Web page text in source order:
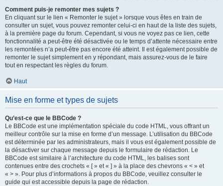
Comment puis-je remonter mes sujets ?
En cliquant sur le lien « Remonter le sujet » lorsque vous êtes en train de
consulter un sujet, vous pouvez remonter celui-ci en haut de la liste des sujets,
à la première page du forum. Cependant, si vous ne voyez pas ce lien, cette
fonctionnalité a peut-être été désactivée ou le temps d’attente nécessaire entre
les remontées n’a peut-être pas encore été atteint. Il est également possible de
remonter le sujet simplement en y répondant, mais assurez-vous de le faire
tout en respectant les règles du forum.
Haut
Mise en forme et types de sujets
Qu’est-ce que le BBCode ?
Le BBCode est une implémentation spéciale du code HTML, vous offrant un
meilleur contrôle sur la mise en forme d’un message. L’utilisation du BBCode
est déterminée par les administrateurs, mais il vous est également possible de
la désactiver sur chaque message depuis le formulaire de rédaction. Le
BBCode est similaire à l’architecture du code HTML, les balises sont
contenues entre des crochets « [ » et « ] » à la place des chevrons « < » et
« > ». Pour plus d’informations à propos du BBCode, veuillez consulter le
guide qui est accessible depuis la page de rédaction.